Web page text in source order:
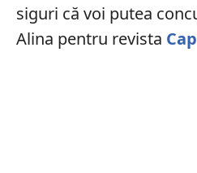
siguri că voi putea
Alina pentru revista